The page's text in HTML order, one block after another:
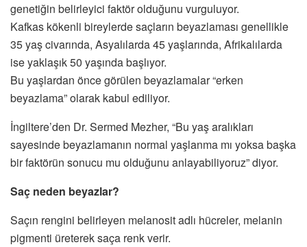
genetiğin belirleyici faktör olduğunu vurguluyor.
Kafkas kökenli bireylerde saçların beyazlaması genellikle
35 yaş civarında, Asyalılarda 45 yaşlarında, Afrikalılarda
ise yaklaşık 50 yaşında başlıyor.
Bu yaşlardan önce görülen beyazlamalar “erken
beyazlama” olarak kabul ediliyor.
İngiltere’den Dr. Sermed Mezher, “Bu yaş aralıkları
sayesinde beyazlamanın normal yaşlanma mı yoksa başka
bir faktörün sonucu mu olduğunu anlayabiliyoruz” diyor.
Saç neden beyazlar?
Saçın rengini belirleyen melanosit adlı hücreler, melanin
pigmenti üreterek saça renk verir.